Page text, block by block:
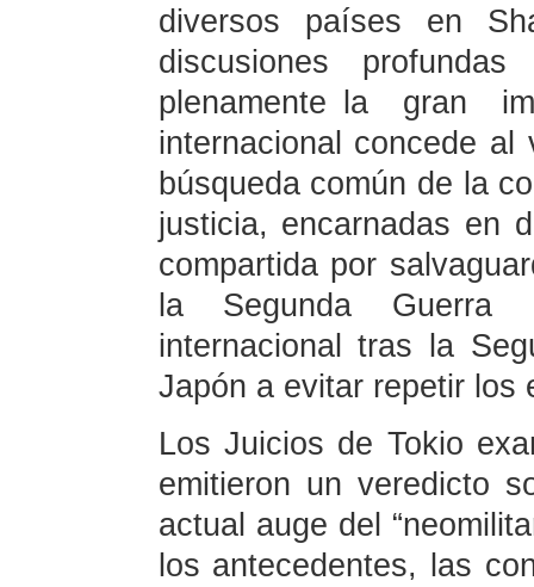
diversos países en
discusiones
plenamente la gran
internacional concede
búsqueda común de la
justicia, encarnadas en
compartida por
la Segunda Guerra
internacional tras la
Japón a evitar repetir los
Los Juicios de Tokio
emitieron un veredicto
actual auge del
los antecedentes, las